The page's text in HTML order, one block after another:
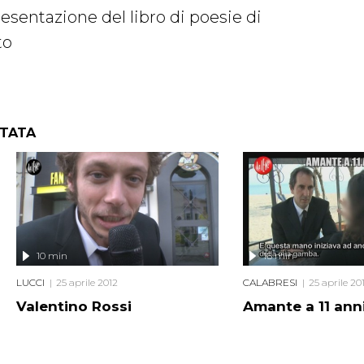
del libro di poesie di
Valentino Rossi
10 min
LUCCI 25 aprile 2012
Amante a 11
16 min
CALABRESI 25 aprile